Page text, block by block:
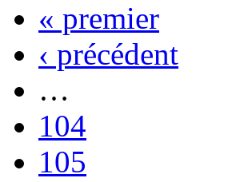
« premier
‹ précédent
…
104
105